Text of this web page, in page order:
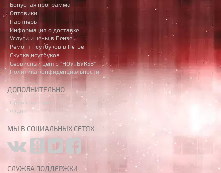
Бонусная программа
Оптовики
Партнёры
Информация о доставке
Услуги и цены в Пензе
Ремонт ноутбуков в Пензе
Скупка ноутбуков
Сервисный центр "НОУТБУК58"
Политика конфиденциальности
ДОПОЛНИТЕЛЬНО
Производители
Акции
МЫ В СОЦИАЛЬНЫХ СЕТЯХ
СЛУЖБА ПОДДЕРЖКИ